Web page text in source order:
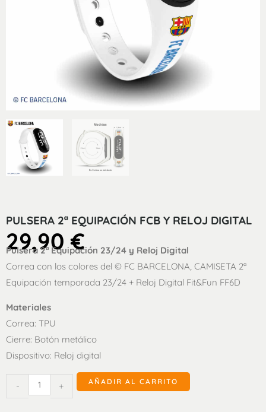
PULSERA 2ª EQUIPACIÓN FCB Y RELOJ DIGITAL
29,90€
Pulsera 2ª Equipación 23/24 y Reloj Digital
Correa con los colores del © FC BARCELONA, CAMISETA 2ª
Equipación temporada 23/24 + Reloj Digital Fit&Fun FF6D
Materiales
Correa: TPU
Cierre: Botón metálico
Dispositivo: Reloj digital
- + AÑADIR AL CARRITO